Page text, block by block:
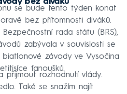
se bude tento týden konat
bez přítomnosti diváků.
rada státu (BRS),
zabývala v souvislosti se
biatlonové závody ve Vysočina
fanoušků.
přijmout rozhodnutí vlády.
Také se snažím najít